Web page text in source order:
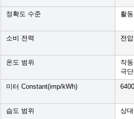
정확도 수준 활
소비 전력 전
온도 범위
작
극
미터 Constant(imp/kWh)
습도 범위 상